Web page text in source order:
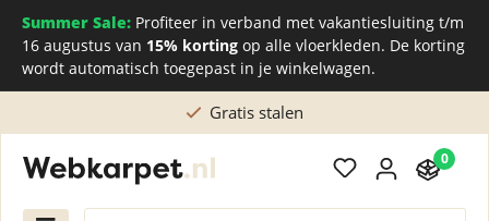
Summer Sale: Profiteer in verband met vakantiesluiting t/m
16 augustus van 15% korting op alle vloerkleden. De korting
wordt automatisch toegepast in je winkelwagen.
Gratis stalen
0